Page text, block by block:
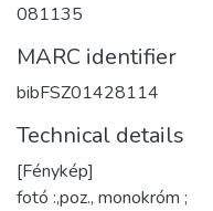
081135
MARC identifier
bibFSZ01428114
Technical details
[Fénykép]
fotó :,poz., monokróm ;